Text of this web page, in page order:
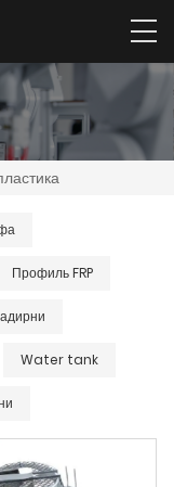
Профиль FRP
Water tank